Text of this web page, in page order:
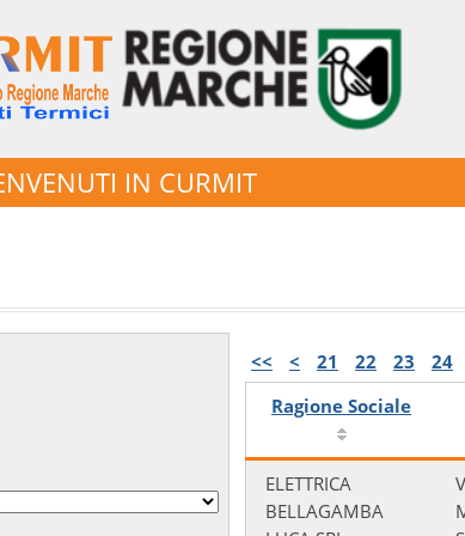
IN CURMIT
<< < 21 22 23
24
Ragione Sociale
ELETTRICA
BELLAGAMBA